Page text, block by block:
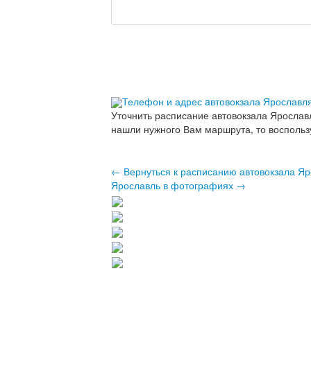
Телефон и адрес aвтовокзала
Уточнить расписание автовокзала
нашли нужного Вам маршрута, то
← Вернуться к расписанию автовокзала
Ярославль в фотографиях →